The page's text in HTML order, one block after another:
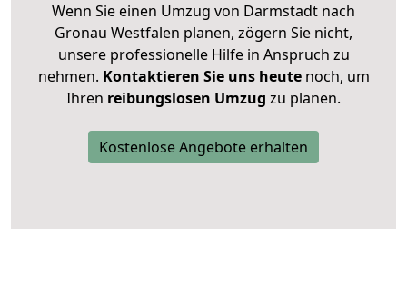
Wenn Sie einen Umzug von Darmstadt nach
Gronau Westfalen planen, zögern Sie nicht,
unsere professionelle Hilfe in Anspruch zu
nehmen. Kontaktieren Sie uns heutenoch, um
Ihren reibungslosen Umzug zu planen.
Kostenlose Angebote erhalten